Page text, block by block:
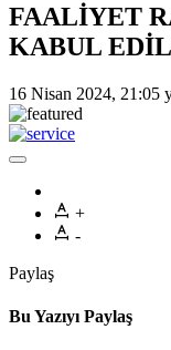
FAALİYET
KABUL
16 Nisan 2024, 21:05
+
-
Paylaş
Bu Yazıyı Paylaş